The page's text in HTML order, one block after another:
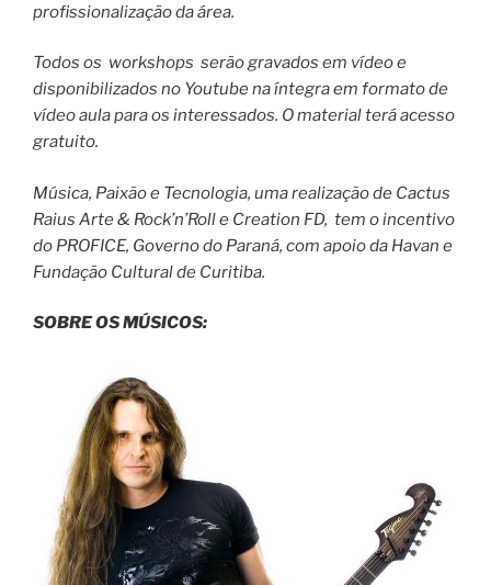
profissionalização da área.
Todos os workshops serão gravados em vídeo e
disponibilizados no Youtube na íntegra em formato de
vídeo aula para os interessados. O material terá acesso
gratuito.
Música, Paixão e Tecnologia, uma realização de Cactus
Raius Arte & Rock’n’Roll e Creation FD, tem o incentivo
do PROFICE, Governo do Paraná, com apoio da Havan e
Fundação Cultural de Curitiba.
SOBRE OS MÚSICOS: